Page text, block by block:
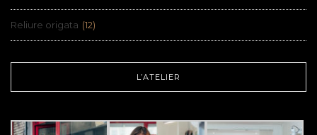
Reliure origata (12)
L’ATELIER